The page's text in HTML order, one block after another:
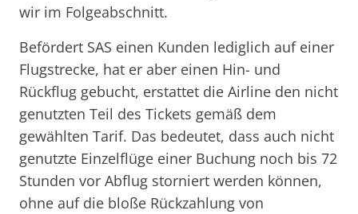
wir im Folgeabschnitt.
Befördert SAS einen Kunden lediglich auf einer
Flugstrecke, hat er aber einen Hin- und
Rückflug gebucht, erstattet die Airline den nicht
genutzten Teil des Tickets gemäß dem
gewählten Tarif. Das bedeutet, dass auch nicht
genutzte Einzelflüge einer Buchung noch bis 72
Stunden vor Abflug storniert werden können,
ohne auf die bloße Rückzahlung von